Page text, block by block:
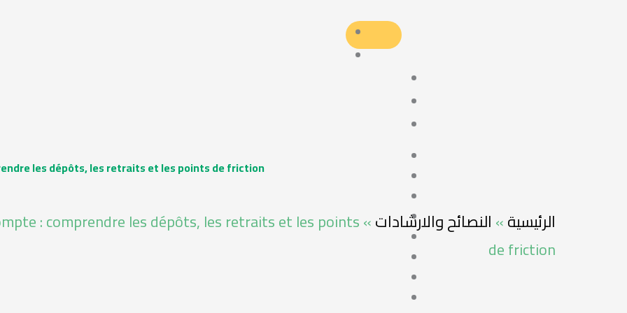
les dépôts, les retraits et les points de friction
الرئيسية»النصائح والارشادات»
: comprendre les dépôts, les retraits et les points
de friction